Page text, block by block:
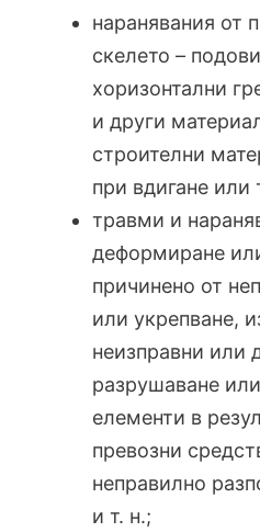
наранявания от
скелето –
хоризонтални
и други
строителни
при вдигане или
травми и
деформиране
причинено от
или укрепване,
неизправни или
разрушаване
елементи в
превозни
неправилно
и т. н.;